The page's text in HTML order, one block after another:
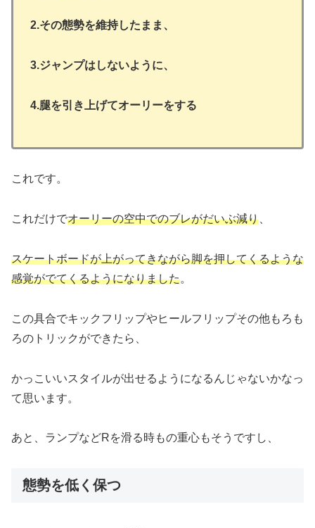
2.その態勢を維持したまま、
3.ジャンプはしないように、
4.腿を引き上げてオーリーをする
これです。
これだけでオーリーの空中でのブレがだいぶ減り
スケートボードが上がってきながら脚を押してくるような
感覚がでてくるようになりました。
この具合でキックフリップやヒールフリップその他もろも
ろのトリックができたら、
かっこいいスタイルが出せるようになるんじゃないかなっ
て思います。
あと、ランプなどRを滑る時もの重心もそうですし、
態勢を低く保つ